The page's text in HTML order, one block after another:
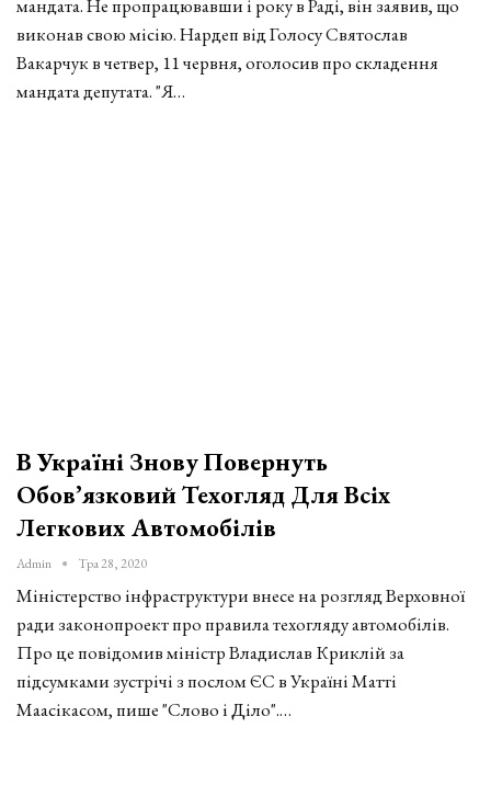
мандата. Не пропрацювавши і року в Раді, він заявив, що
виконав свою місію. Нардеп від Голосу Святослав
Вакарчук в четвер, 11 червня, оголосив про складення
мандата депутата. "Я…
В Україні Знову Повернуть
Обов’язковий Техогляд Для Всіх
Легкових Автомобілів
Admin Тра 28, 2020
Міністерство інфраструктури внесе на розгляд Верховної
ради законопроект про правила техогляду автомобілів.
Про це повідомив міністр Владислав Криклій за
підсумками зустрічі з послом ЄС в Україні Матті
Маасікасом, пише "Слово і Діло".…